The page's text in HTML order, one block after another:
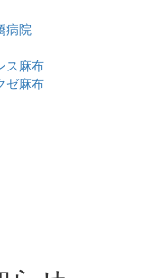
病院
ス麻布
ゼ麻布